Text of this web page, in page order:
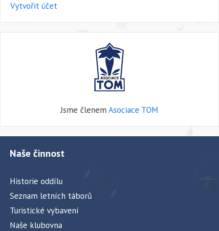
Vytvořit účet
Jsme členem Asociace TOM
Naše činnost
Historie oddílu
Seznam letních táborů
Turistické vybavení
Naše klubovna